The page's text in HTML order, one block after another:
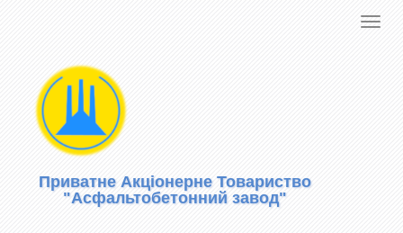
Приватне Акціонерне Товариство
"Асфальтобетонний завод"